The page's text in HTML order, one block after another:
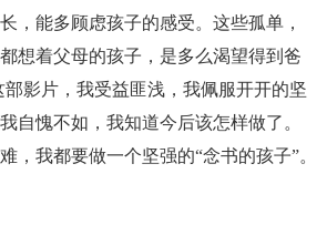
，能多顾虑孩子的感受。这些孤单，
想着父母的孩子，是多么渴望得到爸
影片，我受益匪浅，我佩服开开的坚
自愧不如，我知道今后该怎样做了。
，我都要做一个坚强的“念书的孩子”。